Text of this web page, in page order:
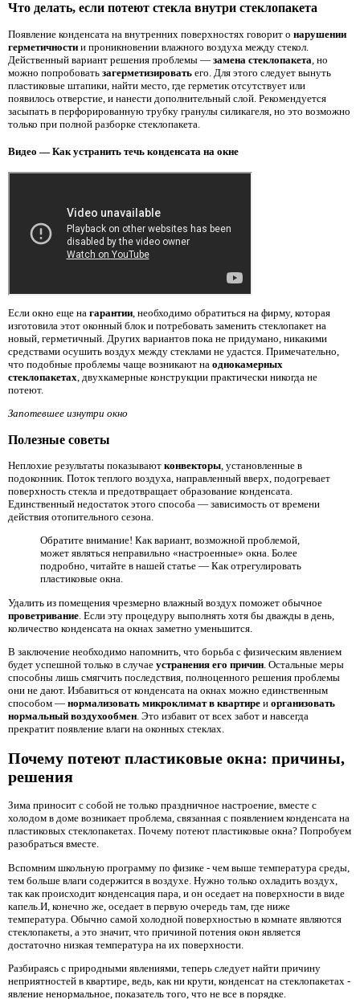
Что делать, если потеют стекла внутри стеклопакета
Появление конденсата на внутренних поверхностях говорит о нарушении
герметичности и проникновении влажного воздуха между стекол.
Действенный вариант решения проблемы — замена стеклопакета , но
можно попробовать загерметизировать его. Для этого следует вынуть
пластиковые штапики, найти место, где герметик отсутствует или
появилось отверстие, и нанести дополнительный слой. Рекомендуется
засыпать в перфорированную трубку гранулы силикагеля, но это возможно
только при полной разборке стеклопакета.
Видео — Как устранить течь конденсата на окне
Если окно еще на гарантии , необходимо обратиться на фирму, которая
изготовила этот оконный блок и потребовать заменить стеклопакет на
новый, герметичный. Других вариантов пока не придумано, никакими
средствами осушить воздух между стеклами не удастся. Примечательно,
что подобные проблемы чаще возникают на однокамерных
стеклопакетах , двухкамерные конструкции практически никогда не
потеют.
Запотевшее изнутри окно
Полезные советы
Неплохие результаты показывают конвекторы, установленные в
подоконник. Поток теплого воздуха, направленный вверх, подогревает
поверхность стекла и предотвращает образование конденсата.
Единственный недостаток этого способа — зависимость от времени
действия отопительного сезона.
Обратите внимание! Как вариант, возможной проблемой,
может являться неправильно «настроенные» окна. Более
подробно, читайте в нашей статье — Как отрегулировать
пластиковые окна.
Удалить из помещения чрезмерно влажный воздух поможет обычное
проветривание . Если эту процедуру выполнять хотя бы дважды в день,
количество конденсата на окнах заметно уменьшится.
В заключение необходимо напомнить, что борьба с физическим явлением
будет успешной только в случае устранения его причин. Остальные меры
способны лишь смягчить последствия, полноценного решения проблемы
они не дают. Избавиться от конденсата на окнах можно единственным
способом — нормализовать микроклимат в квартире и организовать
нормальный воздухообмен. Это избавит от всех забот и навсегда
прекратит появление влаги на оконных стеклах.
Почему потеют пластиковые окна: причины,
решения
Зима приносит с собой не только праздничное настроение, вместе с
холодом в доме возникает проблема, связанная с появлением конденсата на
пластиковых стеклопакетах. Почему потеют пластиковые окна? Попробуем
разобраться вместе.
Вспомним школьную программу по физике - чем выше температура среды,
тем больше влаги содержится в воздухе. Нужно только охладить воздух,
так как происходит конденсация пара, и он оседает на поверхности в виде
капель.И, конечно же, оседает в первую очередь там, где ниже
температура. Обычно самой холодной поверхностью в комнате являются
стеклопакеты, а это значит, что причиной потения окон является
достаточно низкая температура на их поверхности.
Разбираясь с природными явлениями, теперь следует найти причину
неприятностей в квартире, ведь, как ни крути, конденсат на стеклопакетах -
явление ненормальное, показатель того, что не все в порядке.